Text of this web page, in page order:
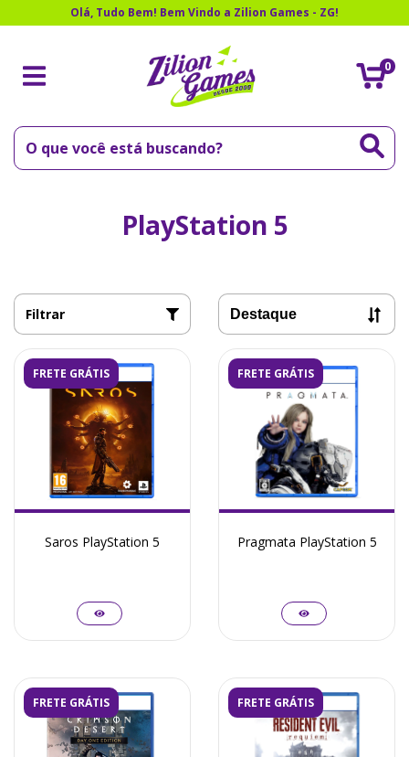
Olá, Tudo Bem! Bem Vindo a Zilion Games - ZG!
0
PlayStation 5
Filtrar
FRETE GRÁTIS
Saros PlayStation 5
FRETE GRÁTIS
Pragmata PlayStation 5
FRETE GRÁTIS FRETE GRÁTIS